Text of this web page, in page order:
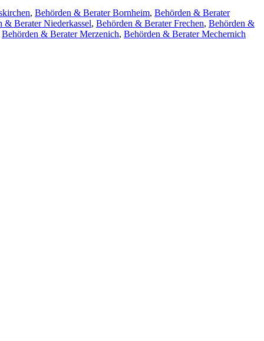
, Behörden & Berater Bornheim, Behörden & Berater
& Berater Niederkassel, Behörden & Berater Frechen, Behörden &
Behörden & Berater Merzenich, Behörden & Berater Mechernich